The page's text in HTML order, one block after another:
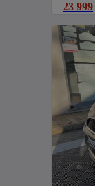
23 999